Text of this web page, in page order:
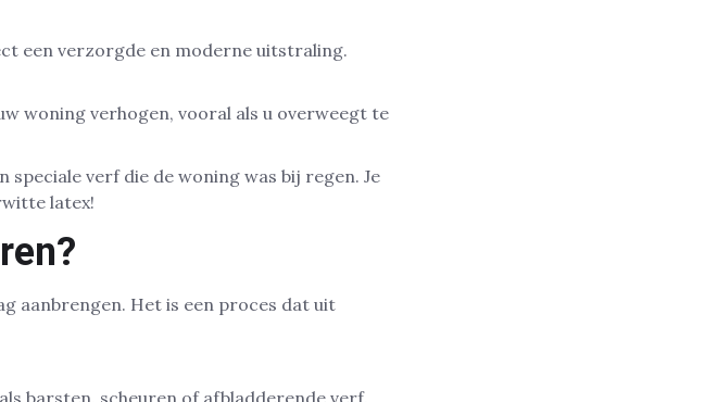
een verzorgde en moderne uitstraling.
woning verhogen, vooral als u overweegt te
speciale verf die de woning was bij regen. Je
latex!
aanbrengen. Het is een proces dat uit